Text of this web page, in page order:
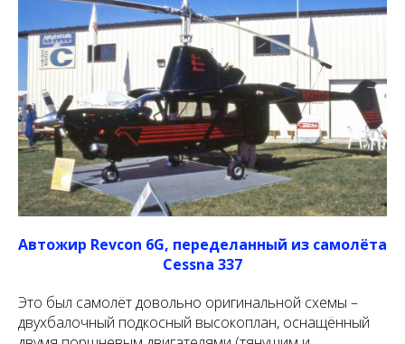
Автожир Revcon 6G, переделанный из самолёта
Cessna 337
Это был самолёт довольно оригинальной схемы –
двухбалочный подкосный высокоплан, оснащённый